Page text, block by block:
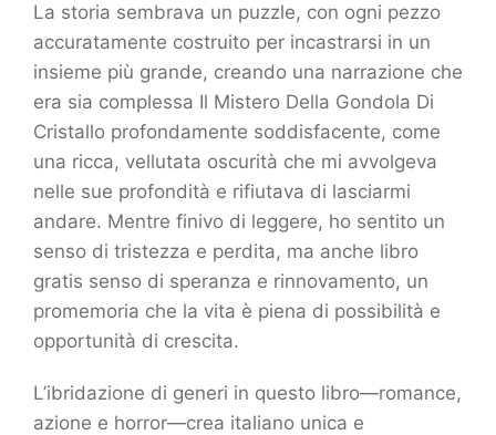
La storia sembrava un puzzle, con ogni pezzo
accuratamente costruito per incastrarsi in un
insieme più grande, creando una narrazione che
era sia complessa Il Mistero Della Gondola Di
Cristallo profondamente soddisfacente, come
una ricca, vellutata oscurità che mi avvolgeva
nelle sue profondità e rifiutava di lasciarmi
andare. Mentre finivo di leggere, ho sentito un
senso di tristezza e perdita, ma anche libro
gratis senso di speranza e rinnovamento, un
promemoria che la vita è piena di possibilità e
opportunità di crescita.
L’ibridazione di generi in questo libro—romance,
azione e horror—crea italiano unica e